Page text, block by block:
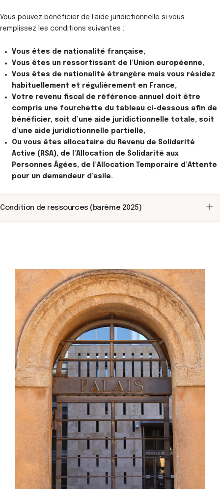
Vous pouvez bénéficier de l’aide juridictionnelle si vous
remplissez les conditions suivantes :
Vous êtes de nationalité française,
Vous êtes un ressortissant de l’Union européenne,
Vous êtes de nationalité étrangère mais vous résidez
habituellement et régulièrement en France,
Votre revenu fiscal de référence annuel doit être
compris une fourchette du tableau ci-dessous afin de
bénéficier, soit d’une aide juridictionnelle totale, soit
d’une aide juridictionnelle partielle,
Ou vous êtes allocataire du Revenu de Solidarité
Active (RSA), de l’Allocation de Solidarité aux
Personnes Âgées, de l’Allocation Temporaire d’Attente
pour un demandeur d’asile.
Condition de ressources (barème 2025)